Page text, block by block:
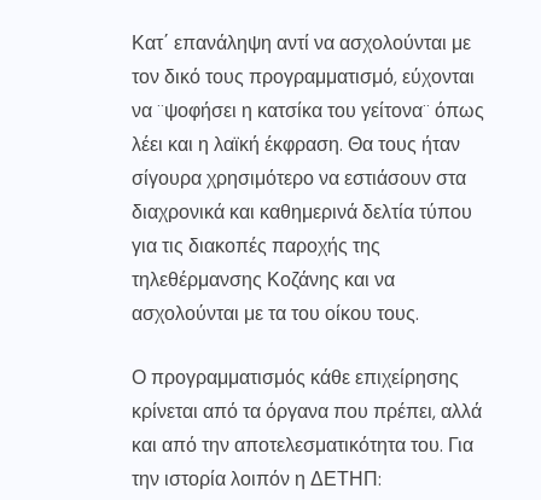
Κατ΄ επανάληψη αντί να ασχολούνται με
τον δικό τους προγραμματισμό, εύχονται
να ¨ψοφήσει η κατσίκα του γείτονα¨ όπως
λέει και η λαϊκή έκφραση. Θα τους ήταν
σίγουρα χρησιμότερο να εστιάσουν στα
διαχρονικά και καθημερινά δελτία τύπου
για τις διακοπές παροχής της
τηλεθέρμανσης Κοζάνης και να
ασχολούνται με τα του οίκου τους.
Ο προγραμματισμός κάθε επιχείρησης
κρίνεται από τα όργανα που πρέπει, αλλά
και από την αποτελεσματικότητα του. Για
την ιστορία λοιπόν η ΔΕΤΗΠ: